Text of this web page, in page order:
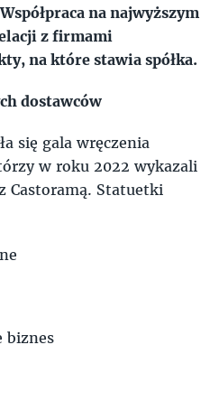
na najwyższym
z firmami
na które stawia spółka.
dostawców
się gala wręczenia
w roku 2022 wykazali
Castoramą. Statuetki
biznes